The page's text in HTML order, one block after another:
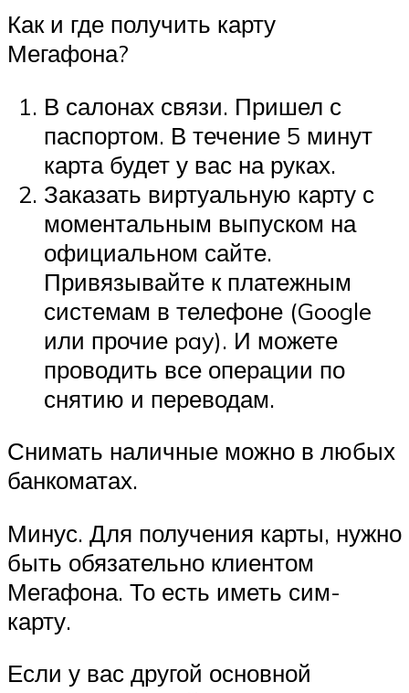
Как и где получить карту
Мегафона?
В салонах связи. Пришел с
паспортом. В течение 5 минут
карта будет у вас на руках.
Заказать виртуальную карту с
моментальным выпуском на
официальном сайте.
Привязывайте к платежным
системам в телефоне (Google
или прочие pay). И можете
проводить все операции по
снятию и переводам.
Снимать наличные можно в любых
банкоматах.
Минус. Для получения карты, нужно
быть обязательно клиентом
Мегафона. То есть иметь сим-
карту.
Если у вас другой основной